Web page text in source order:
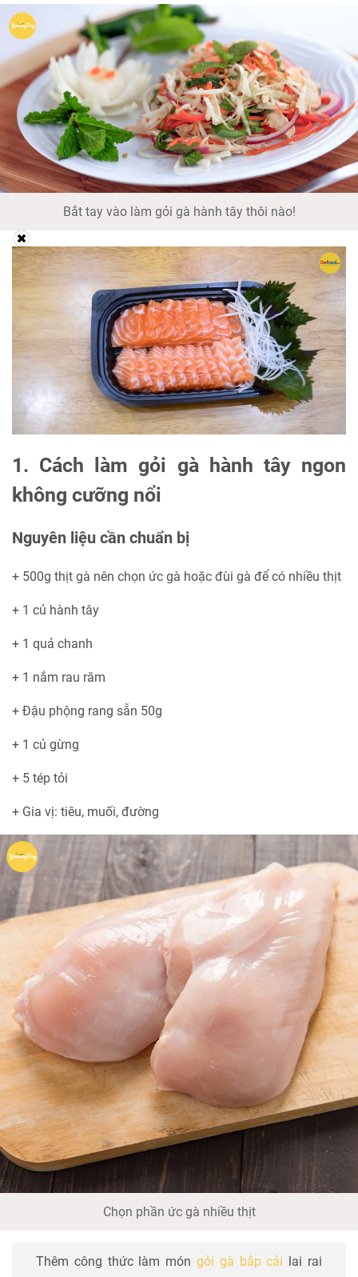
Bắt tay vào làm gỏi gà hành tây thôi nào!
1. Cách làm gỏi gà hành tây ngon
không cưỡng nổi
Nguyên liệu cần chuẩn bị
+ 500g thịt gà nên chọn ức gà hoặc đùi gà để có nhiều thịt
+ 1 củ hành tây
+ 1 quả chanh
+ 1 nắm rau răm
+ Đậu phộng rang sẵn 50g
+ 1 củ gừng
+ 5 tép tỏi
+ Gia vị: tiêu, muối, đường
Chọn phần ức gà nhiều thịt
Thêm công thức làm món gỏi gà bắp cải lai rai